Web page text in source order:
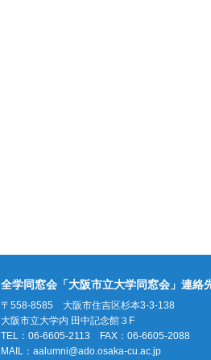
全学同窓会「大阪市立大学同窓会」連絡
〒558-8585 大阪市住吉区杉本3-3-138
大阪市立大学内 田中記念館３F
TEL：06-6605-2113 FAX：06-6605-2088
MAIL： aalumni@ado.osaka-cu.ac.jp